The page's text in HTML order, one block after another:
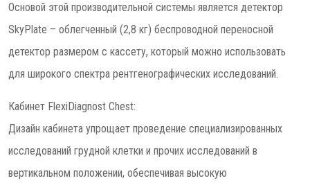
Основой этой производительной системы является детектор
SkyPlate – облегченный (2,8 кг) беспроводной переносной
детектор размером с кассету, который можно использовать
для широкого спектра рентгенографических исследований.
Кабинет FlexiDiagnost Chest:
Дизайн кабинета упрощает проведение специализированных
исследований грудной клетки и прочих исследований в
вертикальном положении, обеспечивая высокую